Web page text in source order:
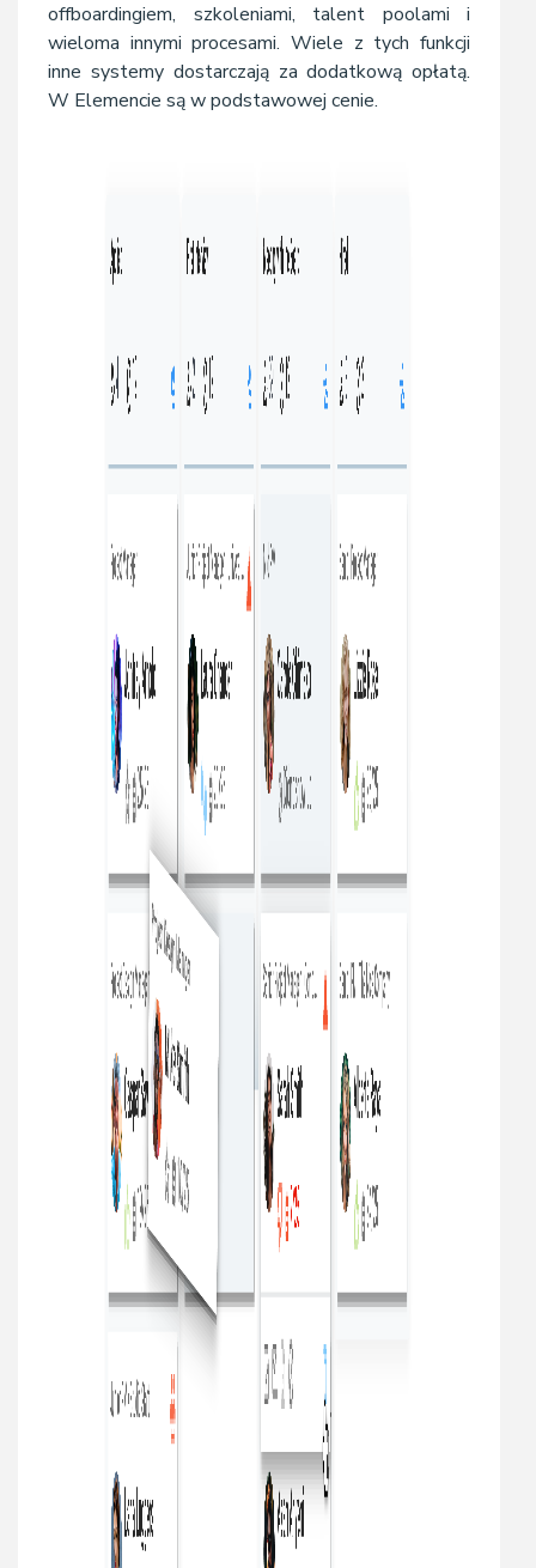
offboardingiem, szkoleniami, talent poolami i
wieloma innymi procesami. Wiele z tych funkcji
inne systemy dostarczają za dodatkową opłatą.
W Elemencie są w podstawowej cenie.